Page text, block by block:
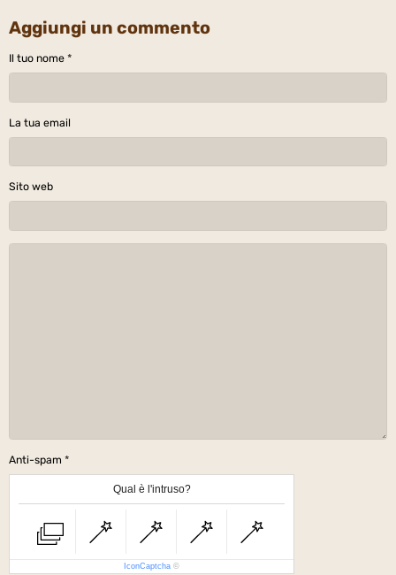
Aggiungi un commento
Il tuo nome
La tua email
Sito web
Anti-spam
Qual è l'intruso?
IconCaptcha ©